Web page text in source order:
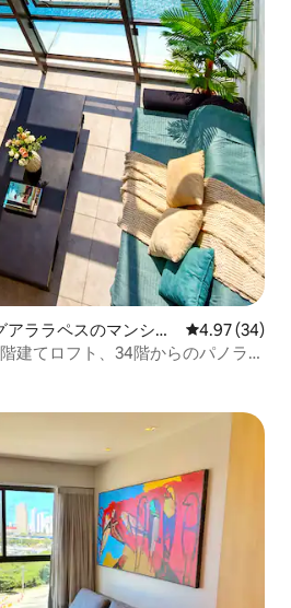
ララペスのマンショ
レビュー34
4.97 (34)
建てロフト、34階からのパノラマ